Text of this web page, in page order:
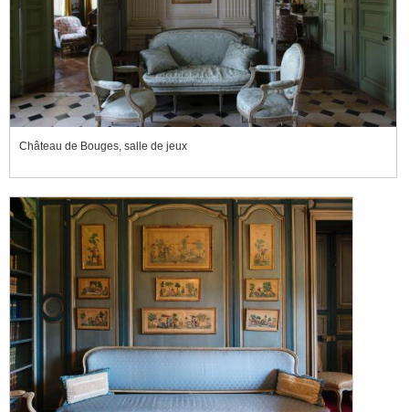
Château de Bouges, salle de jeux